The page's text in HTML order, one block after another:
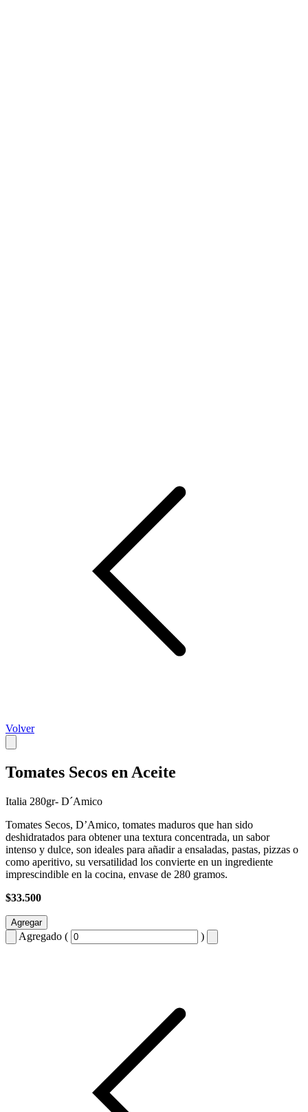
Volver
Tomates Secos en Aceite
Italia 280gr- D´Amico
Tomates Secos, D’Amico, tomates maduros que han sido
deshidratados para obtener una textura concentrada, un sabor
intenso y dulce, son ideales para añadir a ensaladas, pastas, pizzas o
como aperitivo, su versatilidad los convierte en un ingrediente
imprescindible en la cocina, envase de 280 gramos.
$33.500
Agregar
Agregado ( )